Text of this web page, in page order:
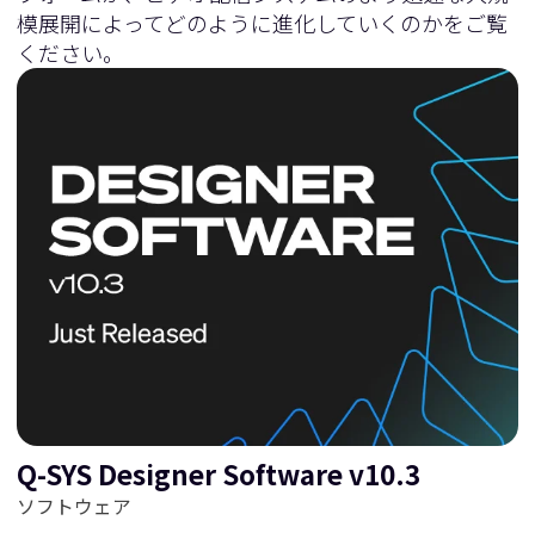
模展開によってどのように進化していくのかをご覧
ください。
Q-SYS Designer Software v10.3
ソフトウェア